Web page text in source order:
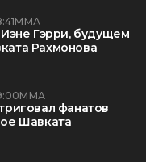
ММА
Гэрри, будущем
Рахмонова
ММА
фанатов
Шавката